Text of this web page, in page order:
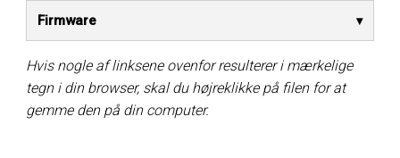
Firmware
Hvis nogle af linksene ovenfor resulterer i mærkelige
tegn i din browser, skal du højreklikke på filen for at
gemme den på din computer.